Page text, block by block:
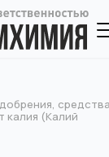
калия (Калий